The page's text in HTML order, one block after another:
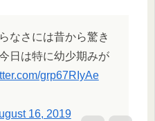
なさには昔から驚き
日は特に幼少期みが
grp67RIyAe
16, 2019